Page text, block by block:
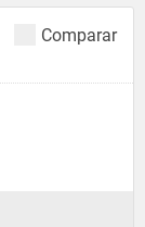
Comparar